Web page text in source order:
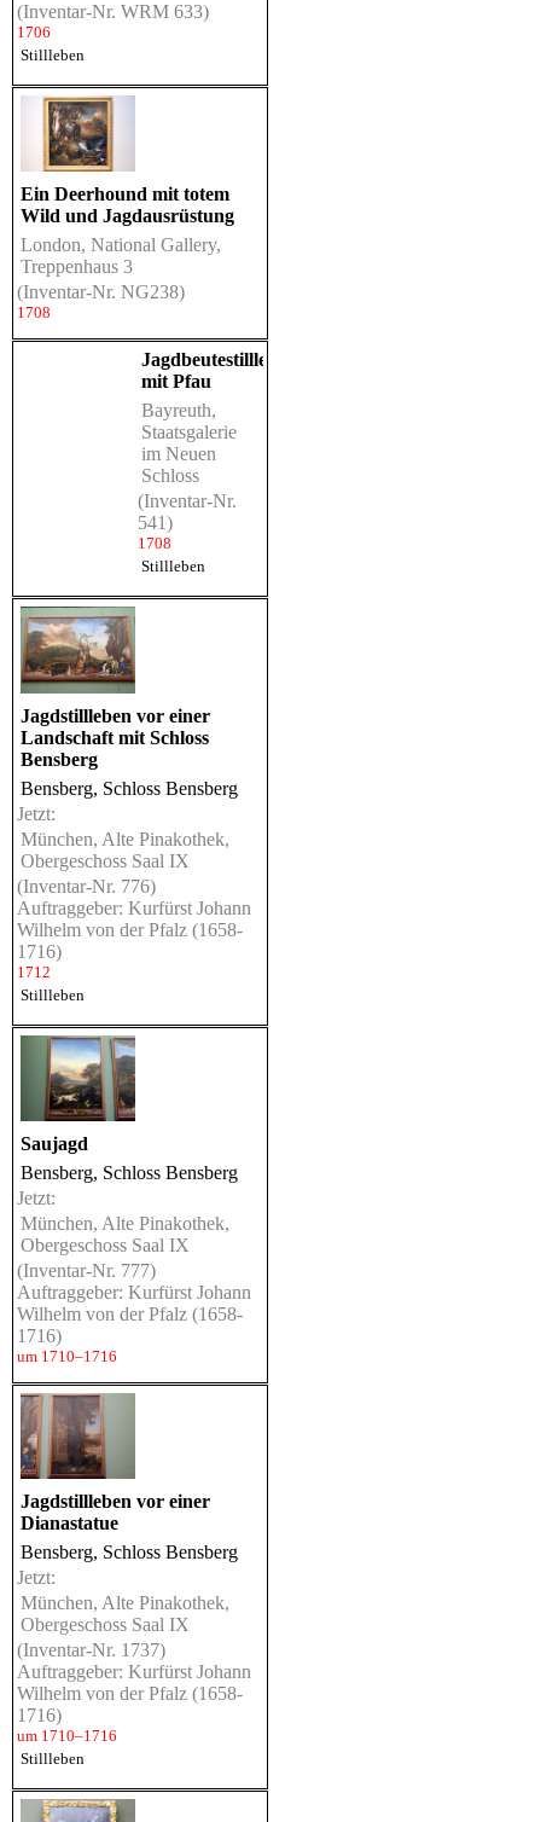
(Inventar-Nr. WRM 633)
1706
Stillleben
Ein Deerhound mit totem
Wild und Jagdausrüstung
London, National Gallery,
Treppenhaus 3
(Inventar-Nr. NG238)
1708
Jagdbeutestillleben
mit Pfau
Bayreuth,
Staatsgalerie
im Neuen
Schloss
(Inventar-Nr.
541)
1708
Stillleben
Jagdstillleben vor einer
Landschaft mit Schloss
Bensberg
Bensberg, Schloss Bensberg
Jetzt:
München, Alte Pinakothek,
Obergeschoss Saal IX
(Inventar-Nr. 776)
Auftraggeber: Kurfürst Johann
Wilhelm von der Pfalz (1658-
1716)
1712
Stillleben
Saujagd
Bensberg, Schloss Bensberg
Jetzt:
München, Alte Pinakothek,
Obergeschoss Saal IX
(Inventar-Nr. 777)
Auftraggeber: Kurfürst Johann
Wilhelm von der Pfalz (1658-
1716)
um 1710–1716
Jagdstillleben vor einer
Dianastatue
Bensberg, Schloss Bensberg
Jetzt:
München, Alte Pinakothek,
Obergeschoss Saal IX
(Inventar-Nr. 1737)
Auftraggeber: Kurfürst Johann
Wilhelm von der Pfalz (1658-
1716)
um 1710–1716
Stillleben